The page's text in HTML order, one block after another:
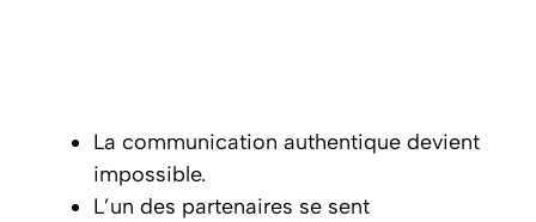
La communication authentique devient
impossible.
L’un des partenaires se sent